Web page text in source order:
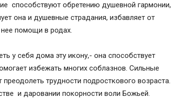
способствуют обретению душевной гармонии,
она и душевные страдания, избавляет от
помощи в родах.
у себя дома эту икону,- она способствует
избежать многих соблазнов. Сильные
трудности подросткового возраста.
и даровании покорности воли Божьей.